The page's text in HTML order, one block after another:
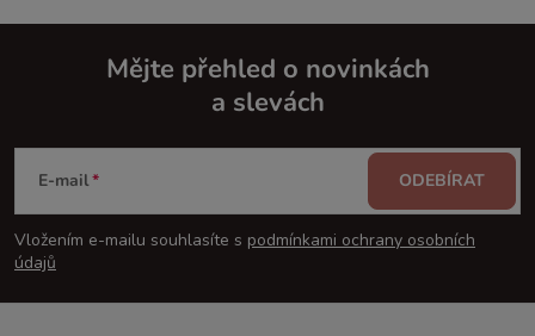
p
a
Mějte přehled o novinkách
a slevách
E-mail
Vložením e-mailu souhlasíte s podmínkami ochrany osobních
údajů
ODEBÍRAT